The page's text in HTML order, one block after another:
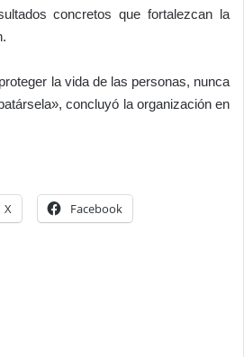
concretos que fortalezcan la
la vida de las personas, nunca
concluyó la organización en
X Facebook